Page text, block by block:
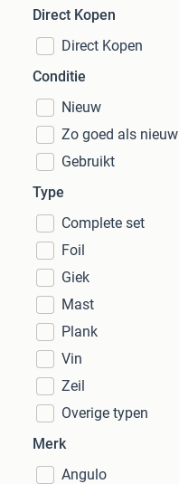
Direct Kopen
Direct Kopen
Conditie
Nieuw
Zo goed als nieuw
Gebruikt
Type
Complete set
Foil
Giek
Mast
Plank
Vin
Zeil
Overige typen
Merk
Angulo